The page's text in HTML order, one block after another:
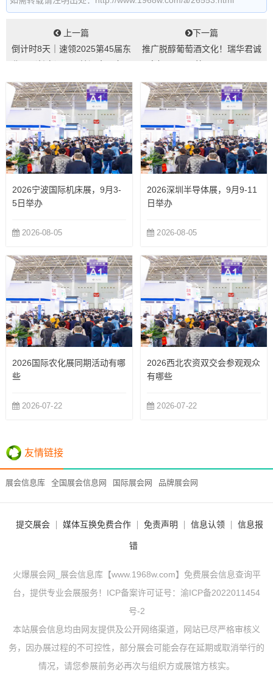
上一篇
倒计时8天｜速领2025第45届东
会门票...
下一篇
推广脱醇葡萄酒文化！瑞华君诚
2026宁波国际机床展，9月3-
5日举办
2026-08-05
2026深圳半导体展，9月9-11
日举办
2026-08-05
2026国际农化展同期活动有哪
些
2026-07-22
2026西北农资双交会参观观众
有哪些
2026-07-22
友情链接
展会信息库 全国展会信息网 国际展会网 品牌展会网
提交展会 媒体互换免费合作 免责声明 信息认领 信息报
错
火爆展会网_展会信息库【www.1968w.com】免费展会信息查询平
台，提供专业会展服务！ICP备案许可证号： 渝ICP备2022011454
号-2
本站展会信息均由网友提供及公开网络渠道，网站已尽严格审核义
务，因办展过程的不可控性，部分展会可能会存在延期或取消举行的
情况，请您参展前务必再次与组织方或展馆方核实。